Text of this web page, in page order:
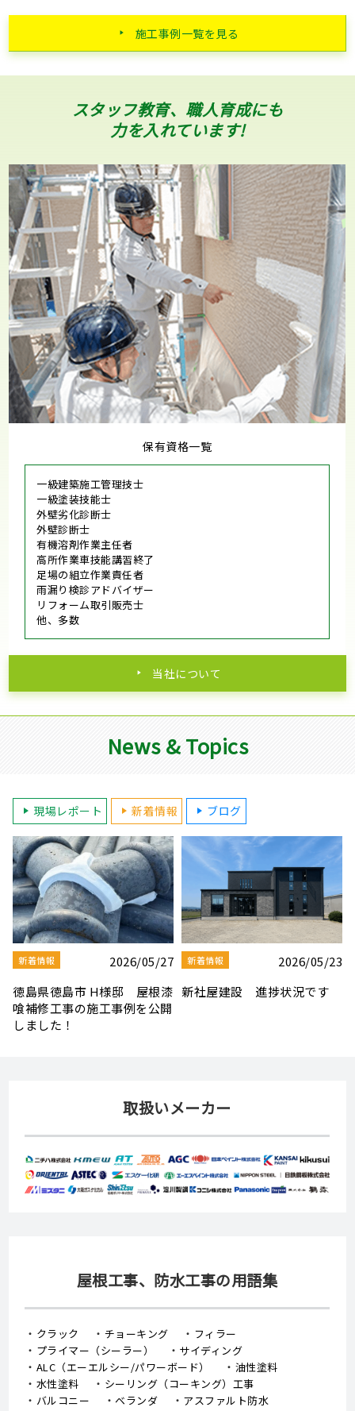
施工事例一覧を見る
スタッフ教育、職人育成にも
力を入れています!
保有資格一覧
一級建築施工管理技士
一級塗装技能士
外壁劣化診断士
外壁診断士
有機溶剤作業主任者
高所作業車技能講習終了
足場の組立作業責任者
雨漏り検診アドバイザー
リフォーム取引販売士
他、多数
当社について
News & Topics
現場レポート 新着情報 ブログ
新着情報
2026/08/03
夏季休業のお知らせ
新着情報
2026/07/30
【社屋移転のお知らせ】
取扱いメーカー
屋根工事、防水工事の用語集
クラック チョーキング
フィラー
プライマー（シーラー）
サイディング
ALC（エーエルシー/パワーボード）
油性塗料
水性塗料
シーリング（コーキング）工事
バルコニー
ベランダ
アスファルト防水